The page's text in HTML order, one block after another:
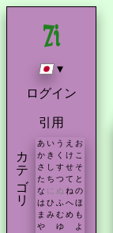
▾
ログイン
引用
カテゴリ あ い う え お
か き く け こ
さ し す せ そ
た ち つ て と
な に ぬ ね の
は ひ ふ へ ほ
ま み む め も
や
ゆ
よ